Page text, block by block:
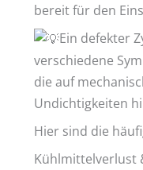
bereit für den
Ein defekter
verschiedene
die auf
Undichtigkeiten
Hier sind die
Kühlmittelverlust